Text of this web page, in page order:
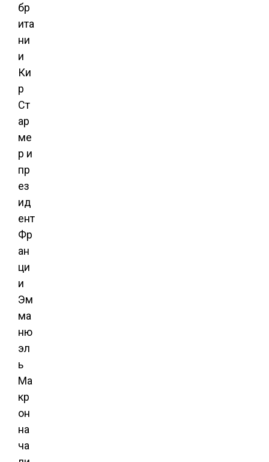
бр
ита
ни
и
Ки
р
Ст
ар
ме
р и
пр
ез
ид
ент
Фр
ан
ци
и
Эм
ма
ню
эл
ь
Ма
кр
он
на
ча